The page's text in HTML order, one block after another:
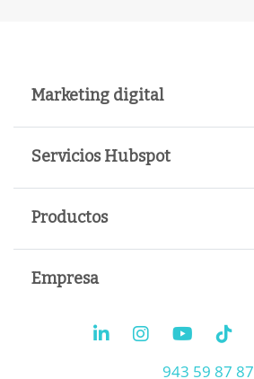
Marketing digital
Servicios Hubspot
Productos
Empresa
943 59 87 87